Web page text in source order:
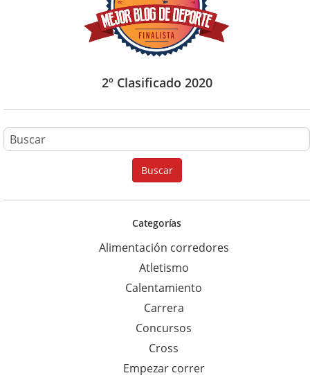
2º Clasificado 2020
u
s
c
p
a
r
a
:
Buscar
Categorías
Alimentación corredores
Atletismo
Calentamiento
Carrera
Concursos
Cross
Empezar correr